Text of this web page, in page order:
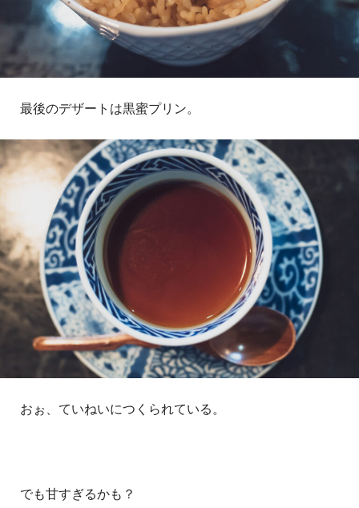
最後のデザートは黒蜜プリン。
おぉ、ていねいにつくられている。
でも甘すぎるかも？